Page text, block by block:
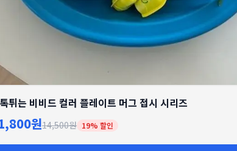
튀는 비비드 컬러 플레이트 머그 접시 시리즈
원14,500원 19% 할인